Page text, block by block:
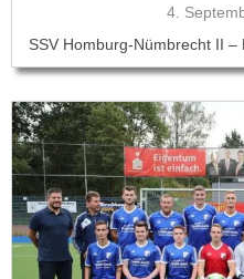
4.
SSV Homburg-Nümbrecht II